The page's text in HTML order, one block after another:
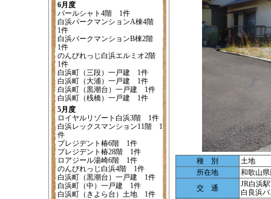
種 別
土地
所在地
和歌山
交 通
JR白浜
白良浜
6月度
パールシャト4階 1件
白浜パークマンションA棟4階
1件
白浜パークマンションB棟2階
1件
のんびれっじ白浜エルミオ2階
1件
白浜町（三段）一戸建 1件
白浜町（大浦）一戸建 1件
白浜町（黒潮台）一戸建 1件
白浜町（桟橋）一戸建 1件
5月度
ロイヤルリゾート白浜3階 1件
白浜レックスマンション11階 1
件
プレジデント椿6階 1件
プレジデント椿28階 1件
ロアジール湯崎6階 1件
のんびれっじ白浜4階 1件
白浜町（黒潮台）一戸建 1件
白浜町（中）一戸建 1件
白浜町（きよら台）土地 1件